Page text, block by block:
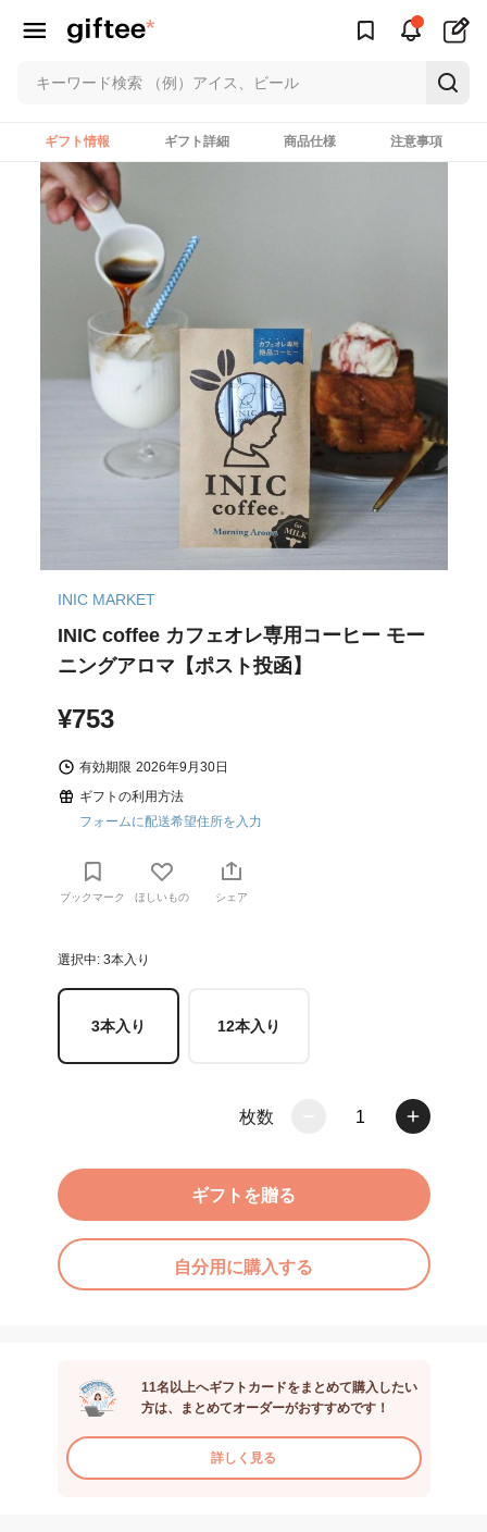
ギフト情報 ギフト詳細 商品仕様 注意事項
INIC MARKET
INIC coffee カフェオレ専用コーヒー モー
ニングアロマ【ポスト投函】
¥753
有効期限 2026年9月30日
ギフトの利用方法
フォームに配送希望住所を入力
ブックマーク ほしいもの シェア
選択中: 3本入り
3本入り 12本入り
枚数 1
ギフトを贈る
自分用に購入する
11名以上へギフトカードをまとめて購入したい
方は、まとめてオーダーがおすすめです！
詳しく見る